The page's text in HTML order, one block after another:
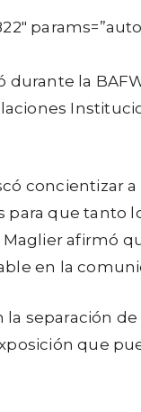
durante la
concientizar
que
afirmó
en la
separación
que